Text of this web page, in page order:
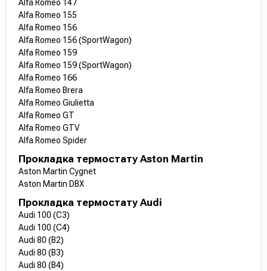
Alfa Romeo 147
Alfa Romeo 155
Alfa Romeo 156
Alfa Romeo 156 (SportWagon)
Alfa Romeo 159
Alfa Romeo 159 (SportWagon)
Alfa Romeo 166
Alfa Romeo Brera
Alfa Romeo Giulietta
Alfa Romeo GT
Alfa Romeo GTV
Alfa Romeo Spider
Прокладка термостату Aston Martin
Aston Martin Cygnet
Aston Martin DBX
Прокладка термостату Audi
Audi 100 (C3)
Audi 100 (C4)
Audi 80 (B2)
Audi 80 (B3)
Audi 80 (B4)